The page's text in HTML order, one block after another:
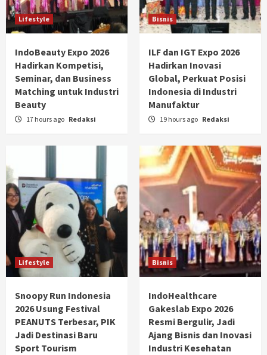
Lifestyle
IndoBeauty Expo 2026
Hadirkan Kompetisi,
Seminar, dan Business
Matching untuk Industri
Beauty
17 hours ago Redaksi
Bisnis
ILF dan IGT Expo 2026
Hadirkan Inovasi
Global, Perkuat Posisi
Indonesia di Industri
Manufaktur
19 hours ago Redaksi
Lifestyle
Snoopy Run Indonesia
2026 Usung Festival
PEANUTS Terbesar, PIK
Jadi Destinasi Baru
Sport Tourism
Bisnis
IndoHealthcare
Gakeslab Expo 2026
Resmi Bergulir, Jadi
Ajang Bisnis dan Inovasi
Industri Kesehatan